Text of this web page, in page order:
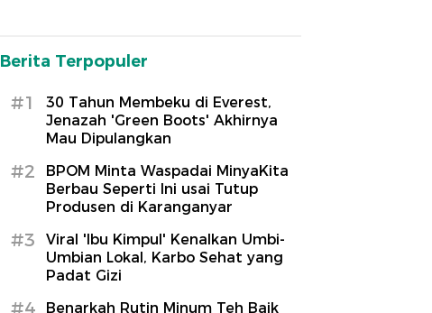
Berita Terpopuler
#1
30 Tahun Membeku di Everest,
Jenazah 'Green Boots' Akhirnya
Mau Dipulangkan
#2
BPOM Minta Waspadai MinyaKita
Berbau Seperti Ini usai Tutup
Produsen di Karanganyar
#3
Viral 'Ibu Kimpul' Kenalkan Umbi-
Umbian Lokal, Karbo Sehat yang
Padat Gizi
#4
Benarkah Rutin Minum Teh Baik